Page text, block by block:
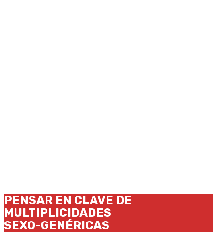
PENSAR EN CLAVE DE
MULTIPLICIDADES
SEXO-GENÉRICAS